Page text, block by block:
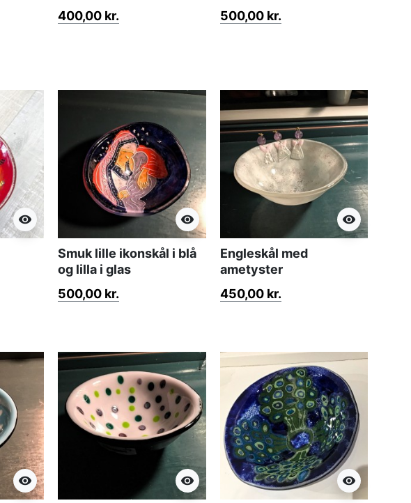
400,00 kr.
500,00 kr.
visibility visibility
Smuk lille ikonskål i blå
og lilla i glas
500,00 kr.
visibility
Engleskål med
ametyster
450,00 kr.
visibility visibility visibility